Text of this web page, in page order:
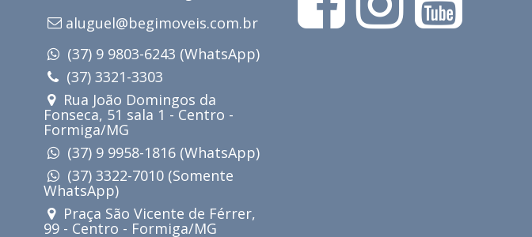
aluguel@begimoveis.com.br
(37) 9 9803-6243 (WhatsApp)
(37) 3321-3303
Rua João Domingos da
Fonseca, 51 sala 1 - Centro -
Formiga/MG
(37) 9 9958-1816 (WhatsApp)
(37) 3322-7010 (Somente
WhatsApp)
Praça São Vicente de Férrer,
99 - Centro - Formiga/MG